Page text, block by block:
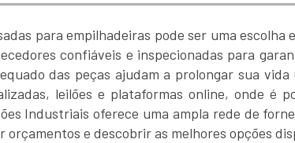
para empilhadeiras pode ser uma escolha
confiáveis e inspecionadas para
das peças ajudam a prolongar sua
leilões e plataformas online, onde é
Industriais oferece uma ampla rede de
e descobrir as melhores opções